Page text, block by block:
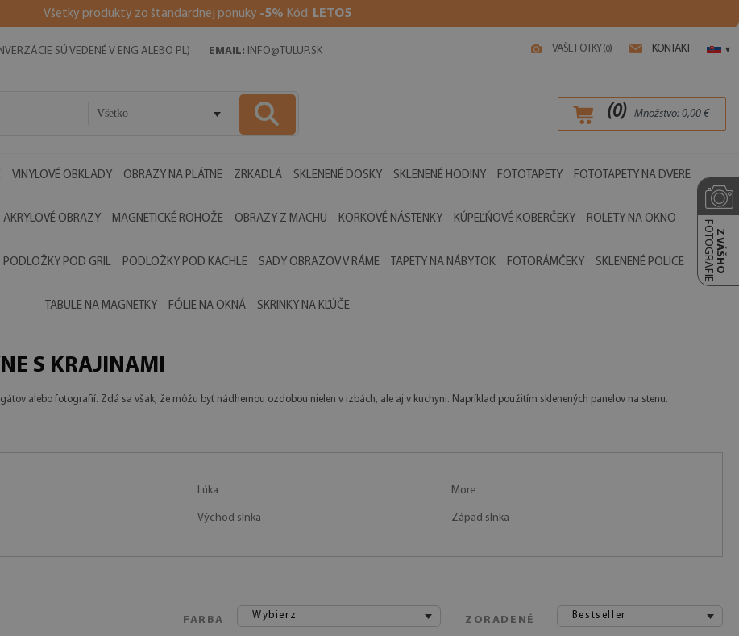
Všetky produkty zo štandardnej ponuky -5% Kód: LETO5
VAŠE FOTKY (0) KONTAKT ▾
SÚ VEDENÉ V ENG ALEBO PL) EMAIL: INFO@TULUP.SK
Všetko (0) Množstvo: 0,00 €
VINYLOVÉ OBKLADY OBRAZY NA PLÁTNE ZRKADLÁ SKLENENÉ DOSKY SKLENENÉ HODINY FOTOTAPETY FOTOTAPETY NA DVERE
AKRYLOVÉ OBRAZY MAGNETICKÉ ROHOŽE OBRAZY Z MACHU KORKOVÉ NÁSTENKY KÚPEĽŇOVÉ KOBERČEKY ROLETY NA OKNO
PODLOŽKY POD GRIL PODLOŽKY POD KACHLE SADY OBRAZOV V RÁME TAPETY NA NÁBYTOK FOTORÁMČEKY SKLENENÉ POLICE
TABULE NA MAGNETKY FÓLIE NA OKNÁ SKRINKY NA KĽÚČE
Z VÁŠHO
FOTOGRAFIE
S KRAJINAMI
alebo fotografií. Zdá sa však, že môžu byť nádhernou ozdobou nielen v izbách, ale aj v kuchyni. Napríklad použitím sklenených panelov na stenu.
Lúka More
Východ slnka Západ slnka
FARBA Wybierz ZORADENÉ Bestseller